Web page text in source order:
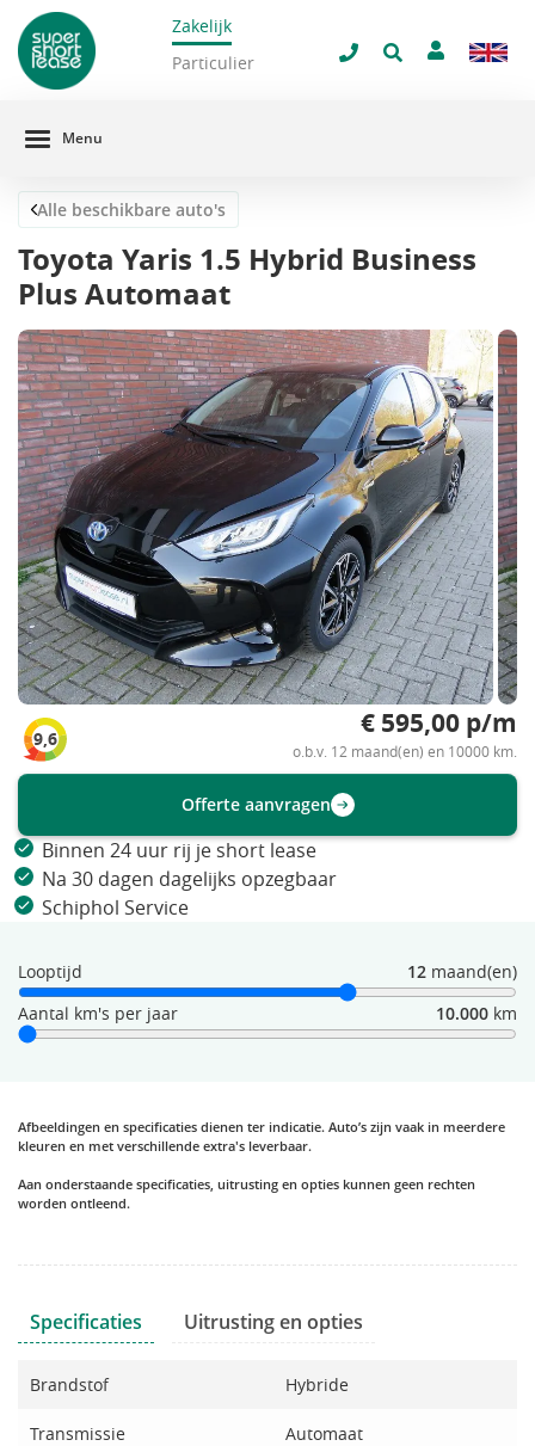
Zakelijk
Particulier
Menu
Alle beschikbare auto's
Toyota Yaris 1.5 Hybrid Business
Plus Automaat
9,6 € 595,00 p/m
o.b.v. 12 maand(en) en 10000 km.
Offerte aanvragen
Binnen 24 uur rij je short lease
Na 30 dagen dagelijks opzegbaar
Schiphol Service
Looptijd 12 maand(en)
Aantal km's per jaar
10.000 km
Afbeeldingen en specificaties dienen ter indicatie. Auto’s zijn vaak in meerdere
kleuren en met verschillende extra's leverbaar.
Aan onderstaande specificaties, uitrusting en opties kunnen geen rechten
worden ontleend.
Specificaties Uitrusting en opties
Brandstof Hybride
Transmissie Automaat
Sluit